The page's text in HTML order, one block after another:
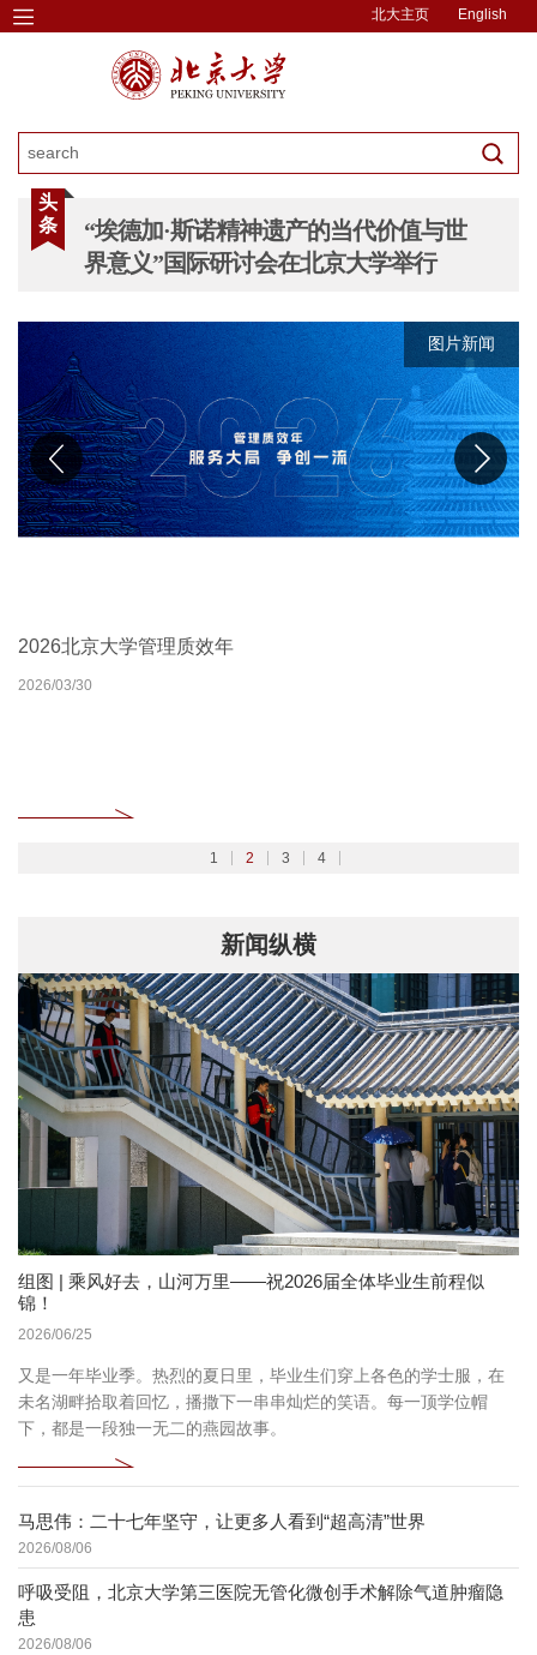
北大主页 English
头
条
“埃德加·斯诺精神遗产的当代价值与世
界意义”国际研讨会在北京大学举行
图片新闻
北京大学扎实开展树立和践行正确政绩观学习教育
2026/02/27
图片新闻
2026北京大学管理质效年
2026/03/30
图片新闻
北京大学深入学习贯彻党的二十届四中全会精神
2025/10/24
图片新闻
聚焦2026全国两会
2026/03/06
1 2 3 4
新闻纵横
组图 | 乘风好去，山河万里——祝2026届全体毕业生前程似
锦！
2026/06/25
又是一年毕业季。热烈的夏日里，毕业生们穿上各色的学士服，在
未名湖畔拾取着回忆，播撒下一串串灿烂的笑语。每一顶学位帽
下，都是一段独一无二的燕园故事。
马思伟：二十七年坚守，让更多人看到“超高清”世界
2026/08/06
呼吸受阻，北京大学第三医院无管化微创手术解除气道肿瘤隐
患
2026/08/06